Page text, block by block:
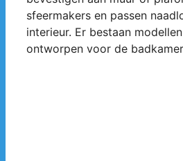
sfeermakers en passen
interieur. Er bestaan
ontworpen voor de